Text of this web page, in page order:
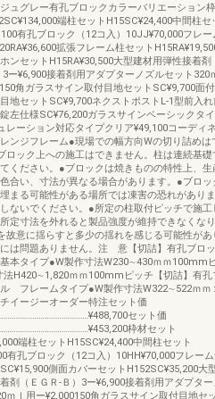
ュグレー有孔ブロックカラーバリエーション枠
端柱セットH15SC¥24,400中間柱セ
有孔ブロック（12コ入）10JJ¥70,000フレー
拡張フレーム柱セット
ンセットH15RA¥30,500大型建材用弾性接着剤
3ー¥6,900接着剤用アダプターノズルセット320
角ガラスサイン取付目地セットSC¥9,700面付
地セットSC¥9,700ネクストポストL-1型前入れ
左仕様SC¥76,200ガラスサインベーシックタイ
レーション対応タイプクリア¥49,100コーディネ
ンジフレーム●現場での幅方向Wの切り詰めは
ロック上への施工はできません。柱は連続基礎
ください。●ブロックは焼きものの特性上、生
合い、寸法が異なる場合があります。●ブロッ
まる可能性がある場所では凍害の恐れがありま
ないでください。●所定の柱取付ピッチで施工
定寸法を外れると製品強度が維持できなくなり
故意に揺らすと多少の揺れを感じる可能性があ
は問題ありません。注 意【切詰】有孔ブロッ
本タイプ●W製作寸法W230∼430ｍｍ100mm
法H420∼1,820ｍｍ100mmピッチ【切詰】有孔
フレームタイプ●W製作寸法W322∼522ｍｍ
イージーオーダー特注セット価
セット価
枠材セット
端柱セットH15SC¥24,400中間柱セット
有孔ブロック（12コ入）10HH¥70,000フレー
側面カバーセットH152SC¥35,200大
剤（ＥＧＲ-Ｂ）3ー¥6,900接着剤用アダプター
ｍｌ用ー¥2,000150角ガラスサイン取付目地セッ